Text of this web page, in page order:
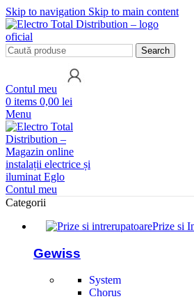
Skip to navigation Skip to main content
Search
Contul meu
0 items 0,00 lei
Menu
Contul meu
Categorii
Prize si
Gewiss
System
Chorus